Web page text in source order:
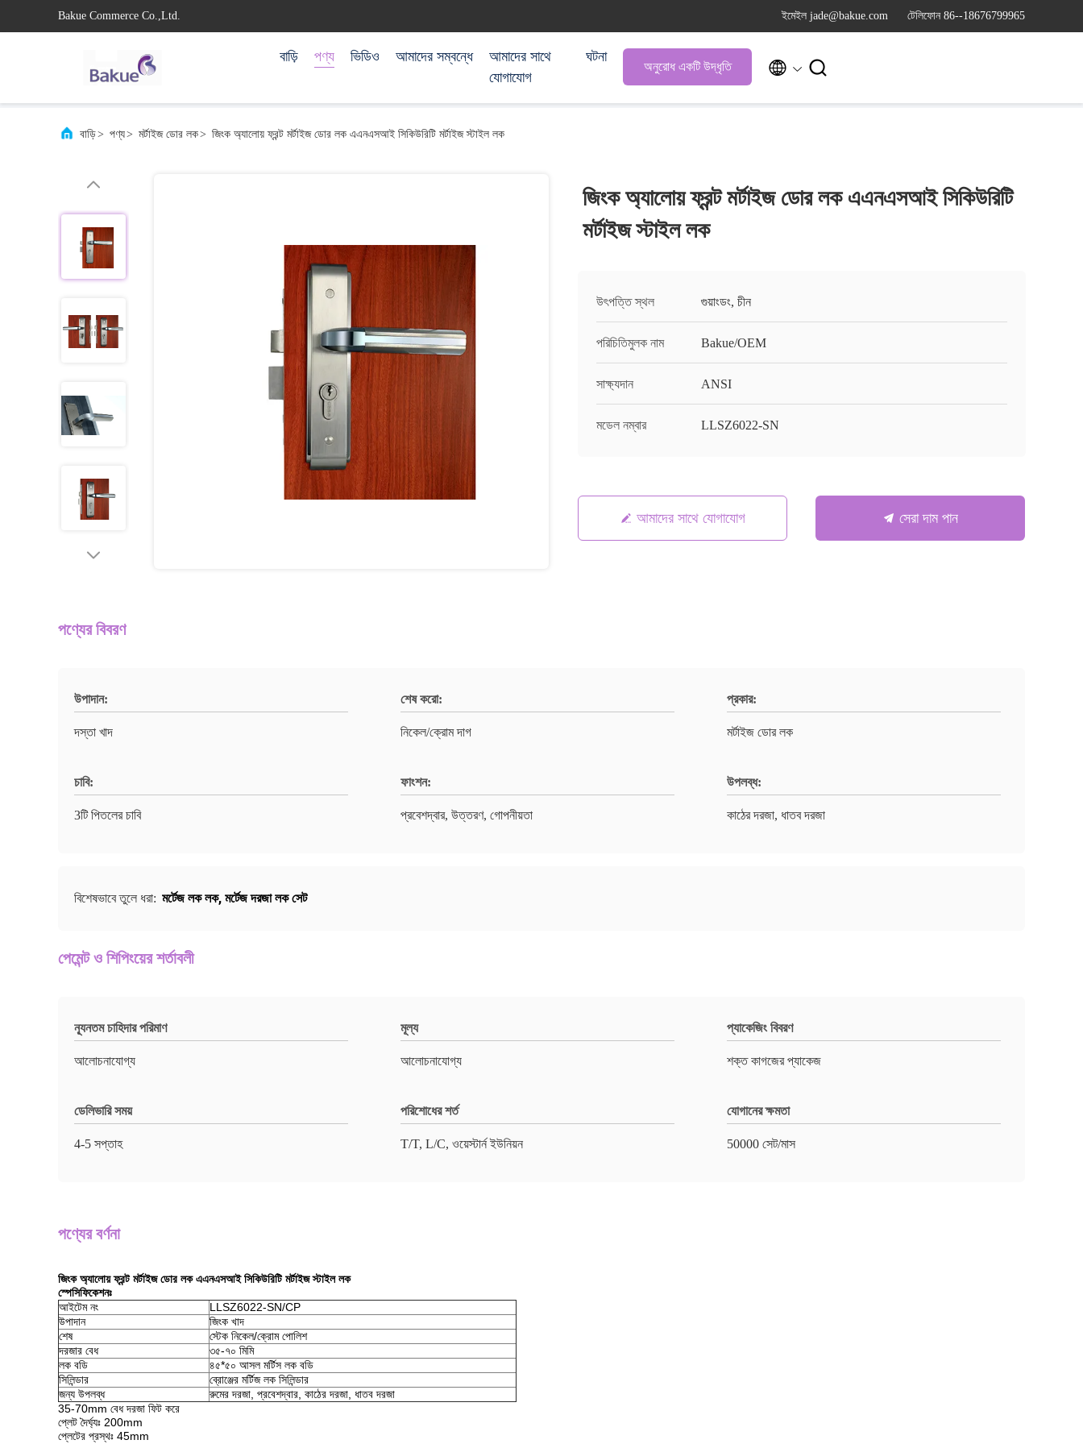
Bakue Commerce Co.,Ltd. ইমেইল jade@bakue.com টেলিফোন 86--18676799965
বাড়ি পণ্য ভিডিও আমাদের সম্বন্ধে
আমাদের সাথে
যোগাযোগ
ঘটনা
অনুরোধ একটি উদ্ধৃতি  
বাড়ি> পণ্য> মর্টাইজ ডোর লক> জিংক অ্যালোয় ফ্রন্ট মর্টাইজ ডোর লক এএনএসআই সিকিউরিটি মর্টাইজ স্টাইল লক
জিংক অ্যালোয় ফ্রন্ট মর্টাইজ ডোর লক এএনএসআই সিকিউরিটি
মর্টাইজ স্টাইল লক
উৎপত্তি স্থল গুয়াংডং, চীন
পরিচিতিমুলক নাম Bakue/OEM
সাক্ষ্যদান ANSI
মডেল নম্বার LLSZ6022-SN
আমাদের সাথে যোগাযোগ সেরা দাম পান
পণ্যের বিবরণ
উপাদান:
দস্তা খাদ
শেষ করো:
নিকেল/ক্রোম দাগ
প্রকার:
মর্টাইজ ডোর লক
চাবি:
3টি পিতলের চাবি
ফাংশন:
প্রবেশদ্বার, উত্তরণ, গোপনীয়তা
উপলব্ধ:
কাঠের দরজা, ধাতব দরজা
বিশেষভাবে তুলে ধরা: মর্টেজ লক লক, মর্টেজ দরজা লক সেট
পেমেন্ট ও শিপিংয়ের শর্তাবলী
ন্যূনতম চাহিদার পরিমাণ
আলোচনাযোগ্য
মূল্য
আলোচনাযোগ্য
প্যাকেজিং বিবরণ
শক্ত কাগজের প্যাকেজ
ডেলিভারি সময়
4-5 সপ্তাহ
পরিশোধের শর্ত
T/T, L/C, ওয়েস্টার্ন ইউনিয়ন
যোগানের ক্ষমতা
50000 সেট/মাস
পণ্যের বর্ণনা
জিংক অ্যালোয় ফ্রন্ট মর্টাইজ ডোর লক এএনএসআই সিকিউরিটি মর্টাইজ স্টাইল লক
স্পেসিফিকেশনঃ
আইটেম নং
LLSZ6022-SN/CP
উপাদান
জিংক খাদ
শেষ
স্টেক নিকেল/ক্রোম পোলিশ
দরজার বেধ
৩৫-৭০ মিমি
লক বডি
৪৫*৫০ আসল মর্টিস লক বডি
সিলিন্ডার
ব্রোঞ্জের মর্টিজ লক সিলিন্ডার
জন্য উপলব্ধ
রুমের দরজা, প্রবেশদ্বার, কাঠের দরজা, ধাতব দরজা
35-70mm বেধ দরজা ফিট করে
প্লেট দৈর্ঘ্যঃ 200mm
প্লেটের প্রস্থঃ 45mm